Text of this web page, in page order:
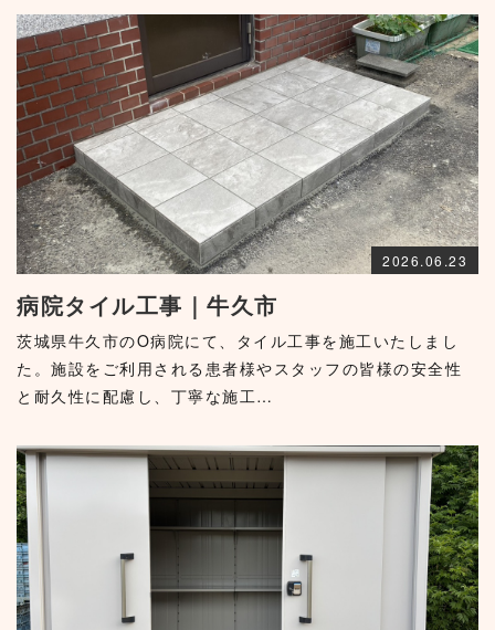
2026.06.23
病院タイル工事｜牛久市
茨城県牛久市のO病院にて、タイル工事を施工いたしまし
た。施設をご利用される患者様やスタッフの皆様の安全性
と耐久性に配慮し、丁寧な施工…